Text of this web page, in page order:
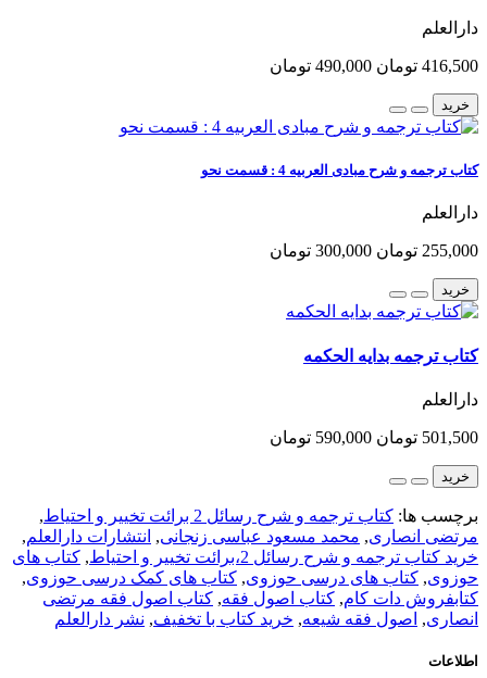
دارالعلم
416,500 تومان 490,000 تومان
خرید
کتاب ترجمه و شرح مبادی العربیه 4 : قسمت نحو
دارالعلم
255,000 تومان 300,000 تومان
خرید
کتاب ترجمه بدایه الحکمه
دارالعلم
501,500 تومان 590,000 تومان
خرید
برچسب ها: کتاب ترجمه و شرح رسائل 2 برائت تخییر و احتیاط
,
مرتضی انصاری, محمد مسعود عباسی زنجانی, انتشارات دارالعلم,
خرید کتاب ترجمه و شرح رسائل 2،برائت تخییر و احتیاط
, کتاب های
حوزوی, کتاب های درسی حوزوی, کتاب های کمک درسی حوزوی,
کتابفروش دات کام, کتاب اصول فقه, کتاب اصول فقه مرتضی
انصاری, اصول فقه شیعه, خرید کتاب با تخفیف, نشر دارالعلم
اطلاعات